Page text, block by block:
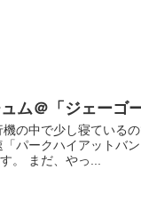
＠「ジェーゴー
の中で少し寝ている
パークハイアットバ
。 まだ、やっ...